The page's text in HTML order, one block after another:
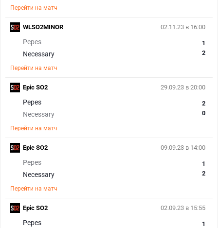
Перейти на матч
02.11.23 в 16:00
Pepes
Necessary
1
2
Перейти на матч
WLSO2MINOR
29.09.23 в 20:00
Pepes
Necessary
2
0
Перейти на матч
Epic SO2
09.09.23 в 14:00
Pepes
Necessary
1
2
Перейти на матч
Epic SO2
02.09.23 в 15:55
Pepes
1
Epic SO2